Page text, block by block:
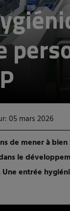
05 mars 2026
de mener à
le
entrée